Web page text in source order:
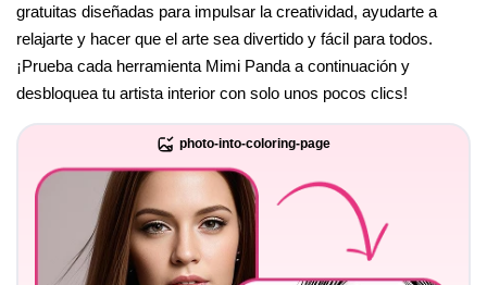
gratuitas diseñadas para impulsar la creatividad, ayudarte a
relajarte y hacer que el arte sea divertido y fácil para todos.
¡Prueba cada herramienta Mimi Panda a continuación y
desbloquea tu artista interior con solo unos pocos clics!
photo-into-coloring-page